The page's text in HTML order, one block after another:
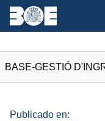
BASE-GESTIÓ
Publicado en: